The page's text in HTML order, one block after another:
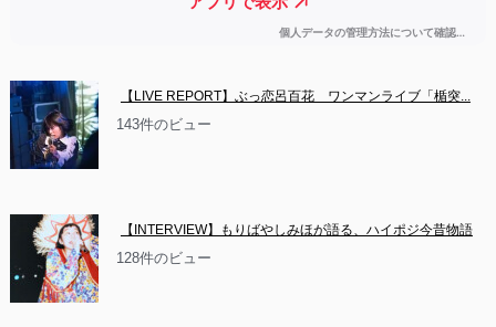
【LIVE REPORT】ぶっ恋呂百花　ワンマンライブ「楯突...
143件のビュー
【INTERVIEW】もりばやしみほが語る、ハイポジ今昔物語
128件のビュー